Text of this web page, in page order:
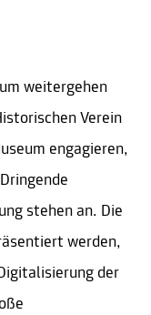
weitergehen
Verein
engagieren,
stehen an. Die
werden,
der